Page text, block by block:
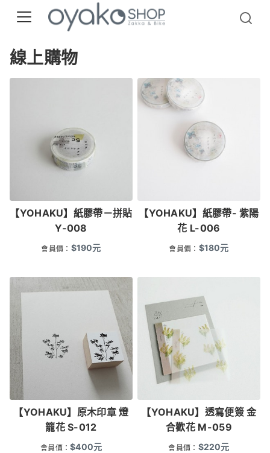
線上購物
【YOHAKU】紙膠帶－拼貼
Y-008
會員價： $190元
【YOHAKU】紙膠帶- 紫陽
花 L-006
會員價： $180元
【YOHAKU】原木印章 燈
籠花 S-012
會員價：$400元
【YOHAKU】透寫便簽 金
合歡花 M-059
會員價： $220元